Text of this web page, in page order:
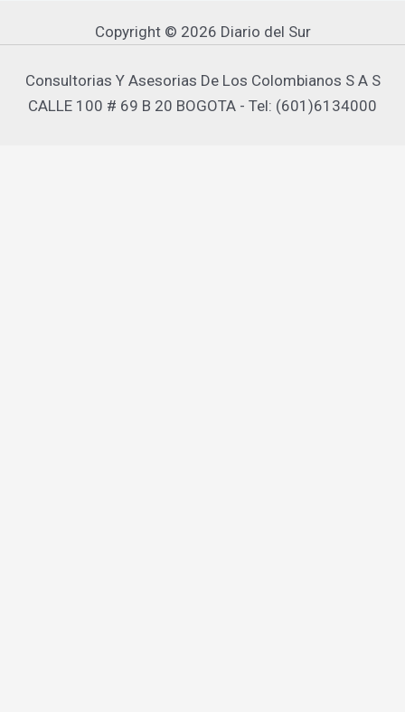
Copyright © 2026 Diario del Sur
Consultorias Y Asesorias De Los Colombianos S A S
CALLE 100 # 69 B 20 BOGOTA - Tel: (601)6134000